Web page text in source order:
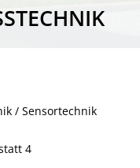
/ Sensortechnik
4